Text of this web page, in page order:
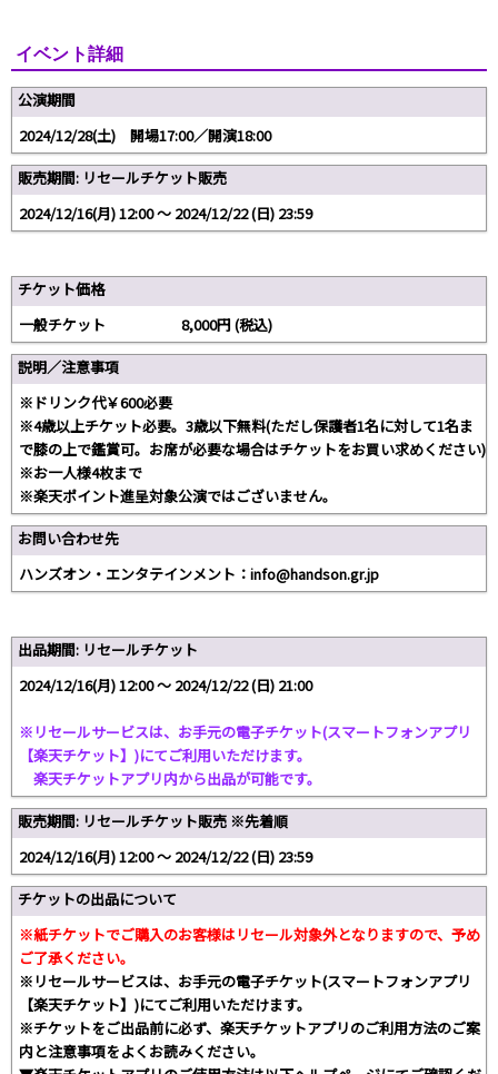
イベント詳細
公演期間
2024/12/28(土) 開場17:00／開演18:00
販売期間: リセールチケット販売
2024/12/16(月) 12:00 〜 2024/12/22 (日) 23:59
チケット価格
一般チケット 8,000円 (税込)
説明／注意事項
※ドリンク代￥600必要
※4歳以上チケット必要。3歳以下無料(ただし保護者1名に対して1名ま
で膝の上で鑑賞可。お席が必要な場合はチケットをお買い求めください)
※お一人様4枚まで
※楽天ポイント進呈対象公演ではございません。
お問い合わせ先
ハンズオン・エンタテインメント：info@handson.gr.jp
出品期間: リセールチケット
2024/12/16(月) 12:00 〜 2024/12/22 (日) 21:00
※リセールサービスは、お手元の電子チケット(スマートフォンアプリ
【楽天チケット】)にてご利用いただけます。
楽天チケットアプリ内から出品が可能です。
販売期間: リセールチケット販売 ※先着順
2024/12/16(月) 12:00 〜 2024/12/22 (日) 23:59
チケットの出品について
※紙チケットでご購入のお客様はリセール対象外となりますので、予め
ご了承ください。
※リセールサービスは、お手元の電子チケット(スマートフォンアプリ
【楽天チケット】)にてご利用いただけます。
※チケットをご出品前に必ず、楽天チケットアプリのご利用方法のご案
内と注意事項をよくお読みください。